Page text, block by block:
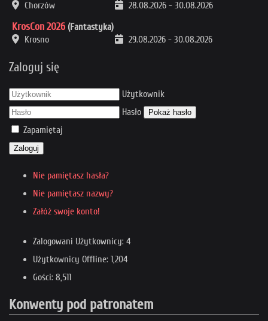
Chorzów
28.08.2026 - 30.08.2026
KrosCon 2026 (Fantastyka)
Krosno
29.08.2026 - 30.08.2026
Zaloguj się
Użytkownik
Hasło
Pokaż hasło
Zapamiętaj
Zaloguj
Nie pamiętasz hasła?
Nie pamiętasz nazwy?
Załóż swoje konto!
Zalogowani Użytkownicy: 4
Użytkownicy Offline: 1,204
Gości: 8,511
Konwenty pod patronatem